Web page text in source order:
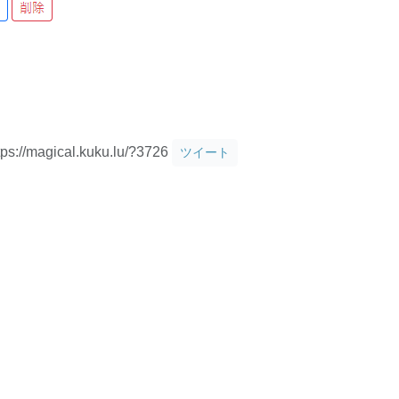
magical.kuku.lu/?3726 ツイート